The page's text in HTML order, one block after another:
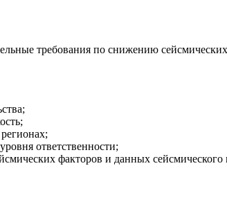
требования по снижению
ответственности;
факторов и данных